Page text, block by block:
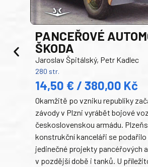
PANCEŘOVÉ
ŠKODA
Jaroslav Špitálský, Petr Kadlec
280 str.
14,50 € / 380,00 Kč
Okamžitě po vzniku republiky
závody v Plzni vyrábět bojové
československou armádu.
konstrukční kanceláři se
jedinečné projekty pancéřových
v pozdější době i tanků. U